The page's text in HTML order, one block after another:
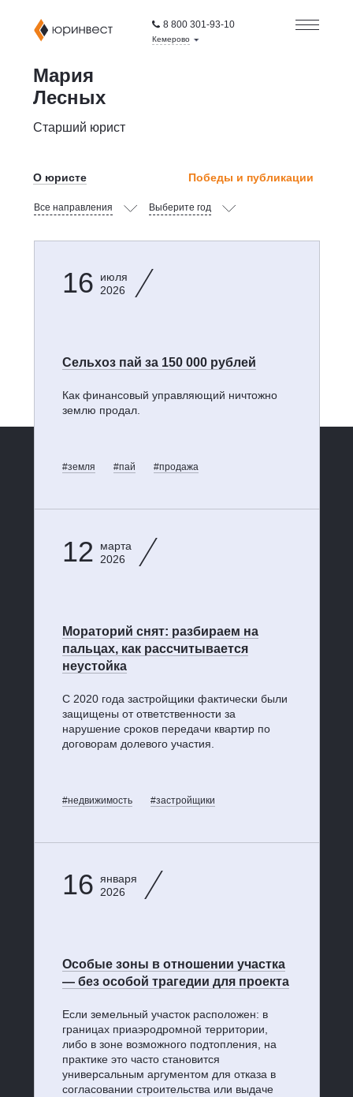
8 800 301-93-10
Кемерово
Мария
Лесных
Старший юрист
О юристе Победы и публикации
Все направления Выберите год
16
июля
2026
Сельхоз пай за 150 000 рублей
Как финансовый управляющий ничтожно
землю продал.
#земля #пай #продажа
12
марта
2026
Мораторий снят: разбираем на
пальцах, как рассчитывается
неустойка
С 2020 года застройщики фактически были
защищены от ответственности за
нарушение сроков передачи квартир по
договорам долевого участия.
#недвижимость #застройщики
16 января
2026
Особые зоны в отношении участка
— без особой трагедии для проекта
Если земельный участок расположен: в
границах приаэродромной территории,
либо в зоне возможного подтопления, на
практике это часто становится
универсальным аргументом для отказа в
согласовании строительства или выдаче